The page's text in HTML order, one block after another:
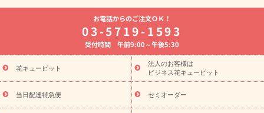
よく贈られる花
お祝いの花特集
誕生日フラワーギフト特集
8月の誕生花(トルコキキョウ)
開店・開業祝い
お供え・お悔やみ お供え・お悔やみの花
通夜・葬儀に贈る花 胡蝶蘭・花鉢
ーブドフラワー
季節のイベント
ひまわり ギフト・プレゼント
特集
お盆 花（新盆・初盆） 季節のイベント
お盆 花（新
盆・初盆）
お盆 花（新盆・初盆）
お盆・お供え 花とセットギ
フト
お盆・お供え プリザーブドフラワー
ひまわり ギフト・プ
レゼント特集
夏の花贈り・お中元・暑中見舞い 花のギフト特集
お電話からのご注文ＯＫ！
03-5719-1593
受付時間 午前9:00～午後5:30
花キューピット
法人のお客様は
ビジネス花キューピット
当日配達特急便 セミオーダー